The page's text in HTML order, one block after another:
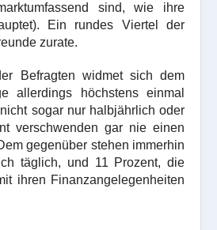
sind, wie ihre
Ein rundes Viertel der
zurate.
Befragten widmet sich dem
allerdings höchstens einmal
sogar nur halbjährlich oder
verschwenden gar nie einen
gegenüber stehen immerhin
täglich, und 11 Prozent, die
ihren Finanzangelegenheiten